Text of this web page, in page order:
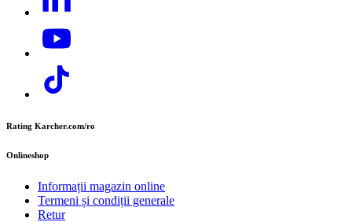
Rating Karcher.com/ro
Onlineshop
Informații magazin online
Termeni și condiții generale
Retur